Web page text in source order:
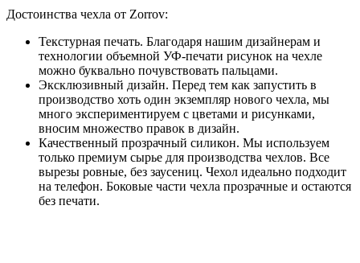
Достоинства чехла от Zorrov:
Текстурная печать. Благодаря нашим дизайнерам и
технологии объемной УФ-печати рисунок на чехле
можно буквально почувствовать пальцами.
Эксклюзивный дизайн. Перед тем как запустить в
производство хоть один экземпляр нового чехла, мы
много экспериментируем с цветами и рисунками,
вносим множество правок в дизайн.
Качественный прозрачный силикон. Мы используем
только премиум сырье для производства чехлов. Все
вырезы ровные, без заусениц. Чехол идеально подходит
на телефон. Боковые части чехла прозрачные и остаются
без печати.